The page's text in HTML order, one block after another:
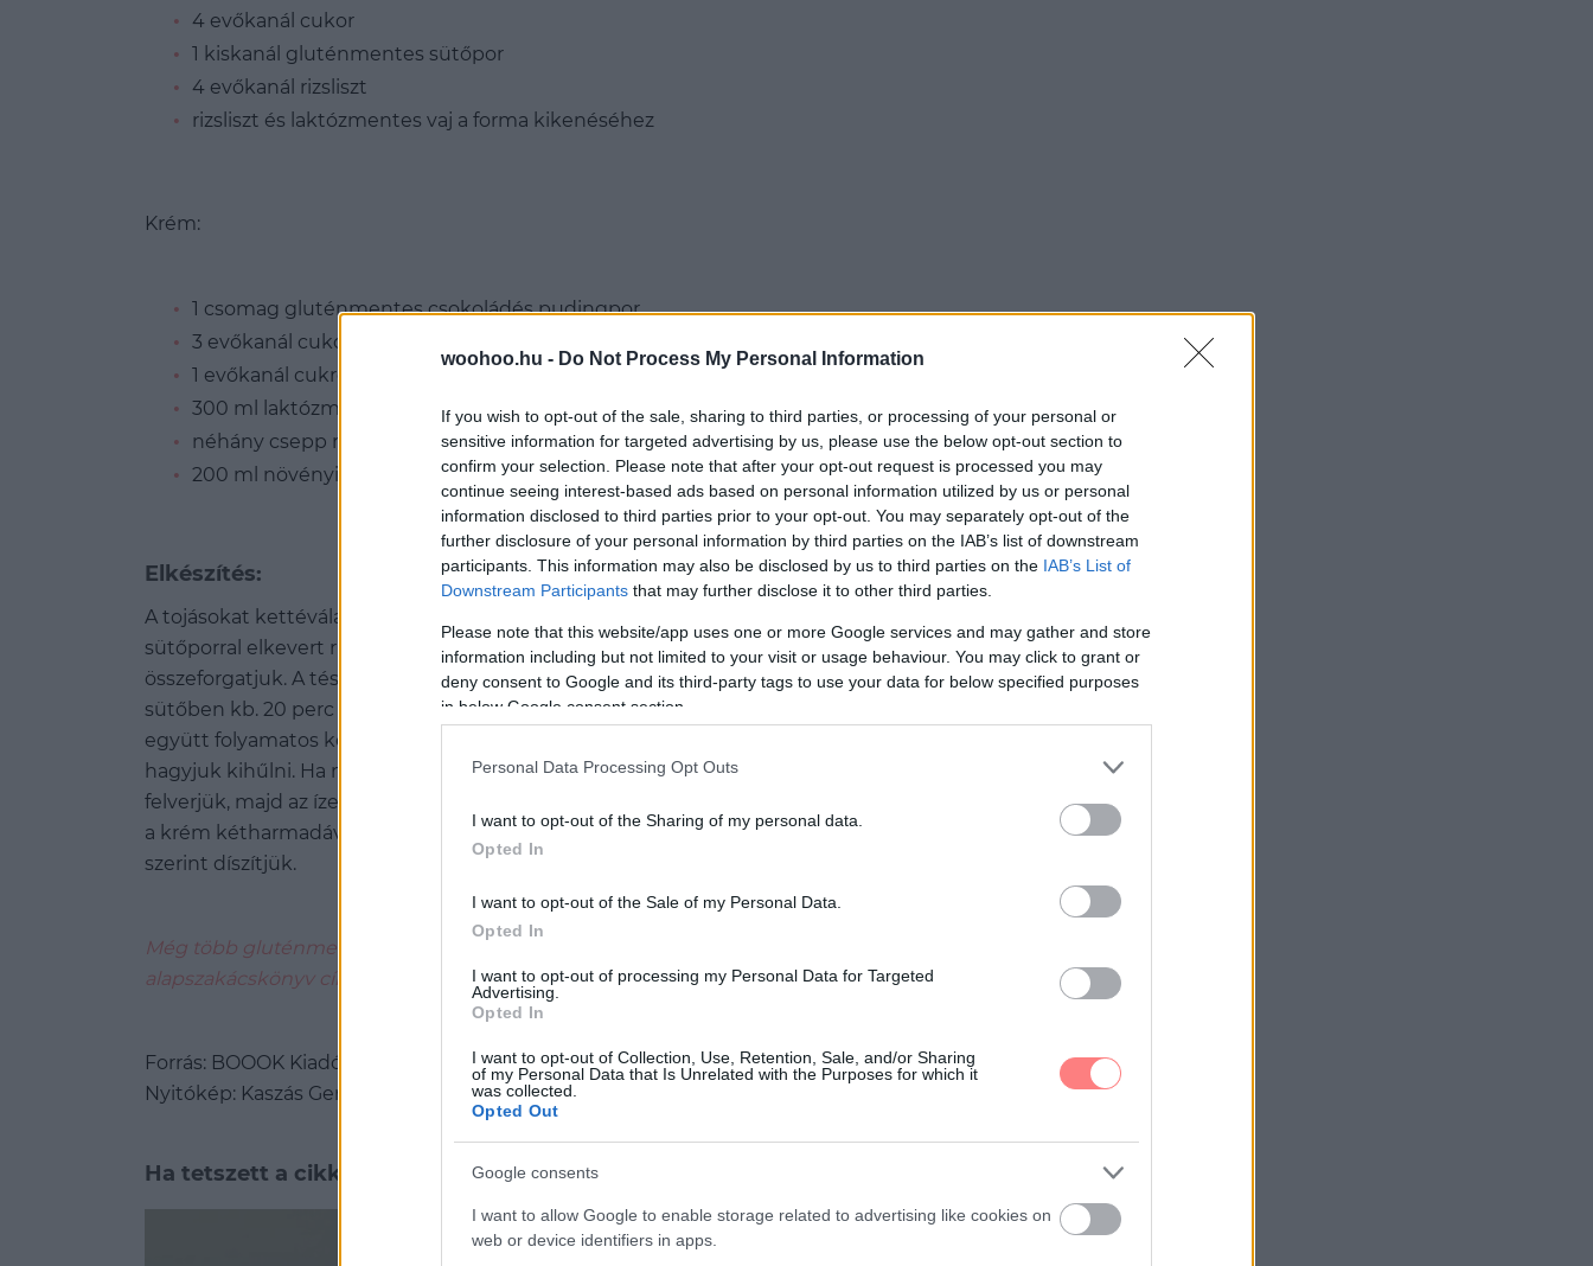
woohoo.hu - Do Not Process My Personal Information
If you wish to opt-out of the sale, sharing to third parties, or processing of your personal or
sensitive information for targeted advertising by us, please use the below opt-out section to
confirm your selection. Please note that after your opt-out request is processed you may
continue seeing interest-based ads based on personal information utilized by us or personal
information disclosed to third parties prior to your opt-out. You may separately opt-out of the
further disclosure of your personal information by third parties on the IAB’s list of downstream
participants. This information may also be disclosed by us to third parties on the IAB’s List of
Downstream Participants that may further disclose it to other third parties.
Please note that this website/app uses one or more Google services and may gather and store
information including but not limited to your visit or usage behaviour. You may click to grant or
deny consent to Google and its third-party tags to use your data for below specified purposes
in below Google consent section.
Personal Data Processing Opt Outs
I want to opt-out of the Sharing of my personal data.
Opted In
I want to opt-out of the Sale of my Personal Data.
Opted In
I want to opt-out of processing my Personal Data for Targeted
Advertising.
Opted In
I want to opt-out of Collection, Use, Retention, Sale, and/or Sharing
of my Personal Data that Is Unrelated with the Purposes for which it
was collected.
Opted Out
Google consents
I want to allow Google to enable storage related to advertising like cookies on
web or device identifiers in apps.
4 evőkanál cukor
1 kiskanál gluténmentes sütőpor
4 evőkanál rizsliszt
rizsliszt és laktózmentes vaj a forma kikenéséhez
Krém:
1 csomag gluténmentes csokoládés pudingpor
3 evőkanál cukor
1 evőkanál cukrozatlan kakaópor
300 ml laktózmentes tej
néhány csepp rumaroma
200 ml növényi habtejszín
Elkészítés:
A tojásokat kettéválasztjuk. A fehérjét habbá verjük, a sárgáját a cukorral kihabosítjuk. A
sütőporral elkevert rizslisztet hozzákeverjük, majd a tojásfehérjével óvatosan
összeforgatjuk. A tésztát vajjal kikent, rizsliszttel szórt tortaformába tesszük, majd 175 fokos
sütőben kb. 20 perc alatt megsütjük. A krémhez a pudingport a cukorral és a kakaóporral
együtt folyamatos keverés mellett a tejben megfőzzük. A rumaromát belecsepegtetjük, és
hagyjuk kihűlni. Ha nem elég édes, még egy kevés porcukrot hozzáadhatunk. A tejszínt
felverjük, majd az ízesített pudinggal összedolgozzuk. A kihűlt piskótalapot 3 részre vágjuk,
a krém kétharmadával megtöltjük, majd a maradékkal a tortát kívülről is bevonjuk. Tetszés
szerint díszítjük.
Még több gluténmentes receptet találsz Kiss Dóri: Glutén- és laktózmentes
alapszakácskönyv című könyvében.
Forrás: BOOOK Kiadó
Nyitókép: Kaszás Gergely | BOOOK Kiadó
Ha tetszett a cikkünk, ezeket is ajánljuk:
Színtiszta endorfin löket! Mutatós forró csokitál a legújabb gasztrotrend
Egy falat mennyország csupán 4 hozzávalóból: így készül a vegán csokimousse